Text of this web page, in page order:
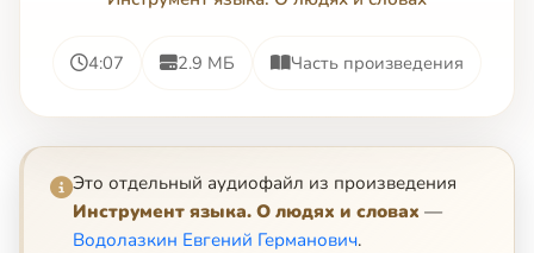
4:07 2.9 МБ Часть произведения
Это отдельный аудиофайл из произведения
Инструмент языка. О людях и словах —
Водолазкин Евгений Германович.